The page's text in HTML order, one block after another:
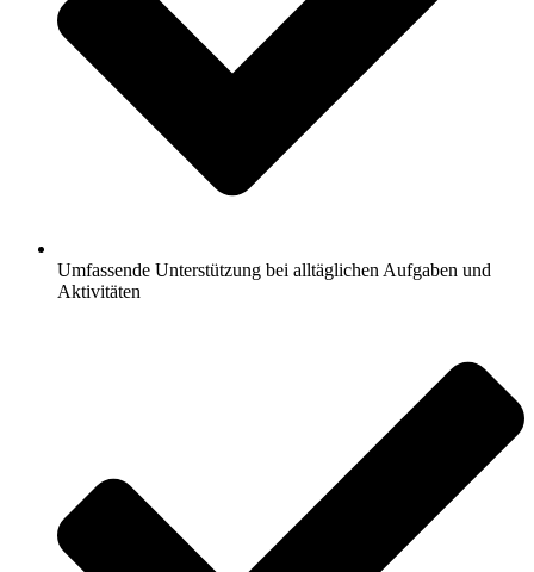
Umfassende Unterstützung bei alltäglichen Aufgaben und
Aktivitäten